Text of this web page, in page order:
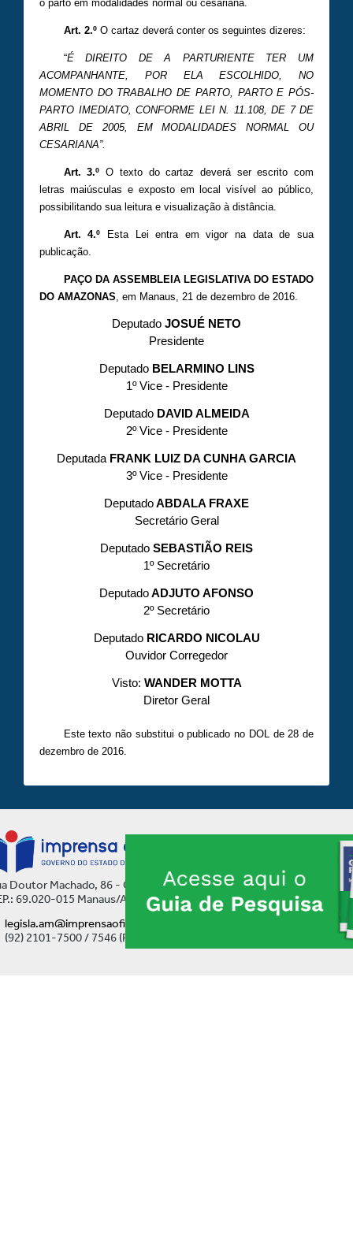
o parto em modalidades normal ou cesariana.
Art. 2.ºO cartaz deverá conter os seguintes dizeres:
“É DIREITO DE A PARTURIENTE TER UM
ACOMPANHANTE, POR ELA ESCOLHIDO, NO
MOMENTO DO TRABALHO DE PARTO, PARTO E PÓS-
PARTO IMEDIATO, CONFORME LEI N. 11.108, DE 7 DE
ABRIL DE 2005, EM MODALIDADES NORMAL OU
CESARIANA”.
Art. 3.º O texto do cartaz deverá ser escrito com
letras maiúsculas e exposto em local visível ao público,
possibilitando sua leitura e visualização à distância.
Art. 4.º Esta Lei entra em vigor na data de sua
publicação.
PAÇO DA ASSEMBLEIA LEGISLATIVA DO ESTADO
DO AMAZONAS , em Manaus, 21 de dezembro de 2016.
Deputado JOSUÉ NETO
Presidente
DeputadoBELARMINO LINS
1º Vice - Presidente
DeputadoDAVID ALMEIDA
2º Vice - Presidente
Deputada FRANK LUIZ DA CUNHA GARCIA
3º Vice - Presidente
DeputadoABDALA FRAXE
Secretário Geral
Deputado SEBASTIÃO REIS
1º Secretário
DeputadoADJUTO AFONSO
2º Secretário
DeputadoRICARDO NICOLAU
Ouvidor Corregedor
Visto: WANDER MOTTA
Diretor Geral
Este texto não substitui o publicado no DOL de 28 de
dezembro de 2016.
Doutor Machado, 86 - Centro
69.020-015 Manaus/AM
legisla.am@imprensaoficial.am.gov.br
(92) 2101-7500 / 7546 (Ramal)